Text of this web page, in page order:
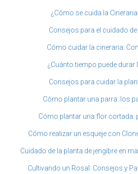
¿Cómo se cuida la
Consejos para el cuidado
Cómo cuidar la cineraria:
¿Cuánto tiempo puede durar
Consejos para cuidar la
Cómo plantar una parra: los
Cómo plantar una flor cortada:
Cómo realizar un esqueje con
Cuidado de la planta de jengibre en
Cultivando un Rosal: Consejos y